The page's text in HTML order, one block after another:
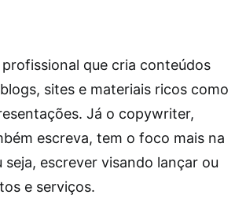
que cria conteúdos
sites e materiais ricos como
Já o copywriter,
escreva, tem o foco mais na
seja, escrever visando lançar ou
e serviços.